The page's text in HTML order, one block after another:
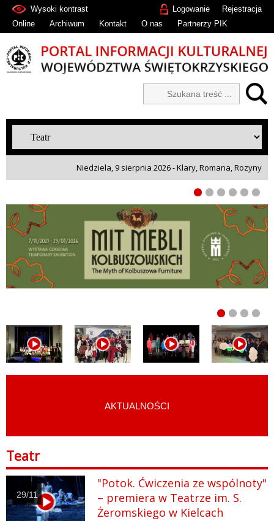
Rejestracja
Logowanie
Wysoki kontrast
Online
Archiwum Kontakt O nas Partnerzy PIK
Niedziela, 9 sierpnia 2026 - Klary, Romana, Rozyny
AKTUALNOŚCI
Teatr
29/11
"Potok. Ćwiczenia ze wspólnoty"
– premiera w Teatrze im. S.
Żeromskiego w Kielcach